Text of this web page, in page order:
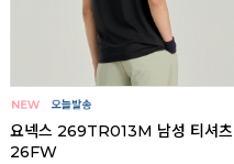
요넥스 269TR013M 남성 티셔츠
26FW